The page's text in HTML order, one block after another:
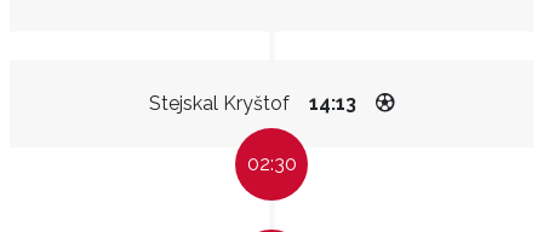
Stejskal Kryštof 14:13
02:30